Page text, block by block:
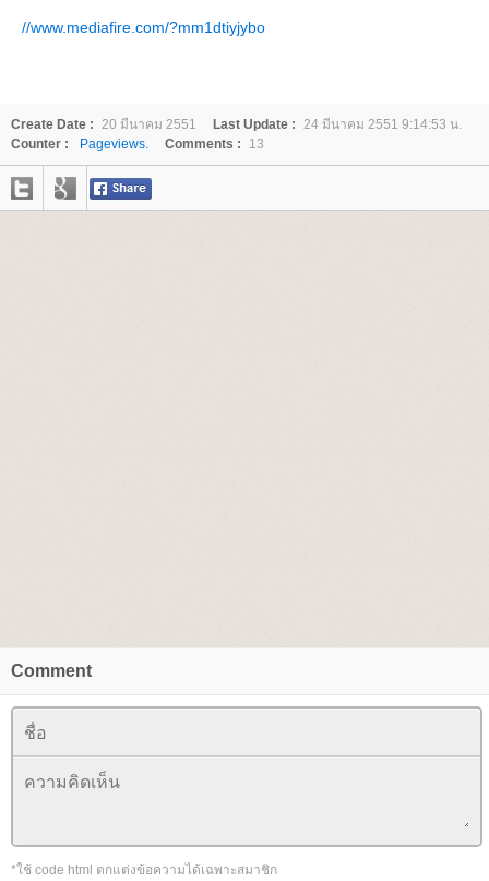
//www.mediafire.com/?mm1dtiyjybo
Create Date : 20 มีนาคม 2551 Last Update : 24 มีนาคม 2551 9:14:53 น.
Counter :
Pageviews. Comments : 13
Comment
*ใช้ code html ตกแต่งข้อความได้เฉพาะสมาชิก